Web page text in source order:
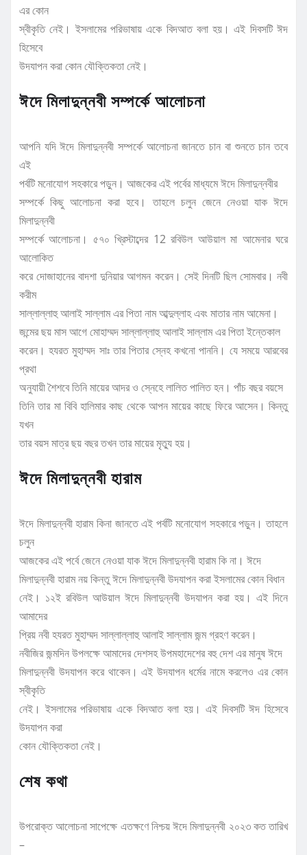
এর কোন
স্বীকৃতি নেই। ইসলামের পরিভাষায় একে বিদআত বলা হয়। এই দিবসটি ঈদ
হিসেবে
উদযাপন করা কোন যৌক্তিকতা নেই।
ঈদে মিলাদুন্নবী সম্পর্কে আলোচনা
আপনি যদি ঈদে মিলাদুন্নবী সম্পর্কে আলোচনা জানতে চান বা শুনতে চান তবে
এই
পর্বটি মনোযোগ সহকারে পড়ুন। আজকের এই পর্বের মাধ্যমে ঈদে মিলাদুন্নবীর
সম্পর্কে কিছু আলোচনা করা হবে। তাহলে চলুন জেনে নেওয়া যাক ঈদে
মিলাদুন্নবী
সম্পর্কে আলোচনা। ৫৭০ খ্রিস্টাব্দের 12 রবিউল আউয়াল মা আমেনার ঘরে
আলোকিত
করে দোজাহানের বাদশা দুনিয়ার আগমন করেন। সেই দিনটি ছিল সোমবার। নবী
করীম
সাল্লাল্লাহু আলাই সাল্লাম এর পিতা নাম আব্দুল্লাহ এবং মাতার নাম আমেনা।
জন্মের ছয় মাস আগে মোহাম্মদ সাল্লাল্লাহু আলাই সাল্লাম এর পিতা ইন্তেকাল
করেন। হযরত মুহাম্মদ সাঃ তার পিতার স্নেহ কখনো পাননি। যে সময়ে আরবের
প্রথা
অনুযায়ী শৈশবে তিনি মায়ের আদর ও স্নেহে লালিত পালিত হন। পাঁচ বছর বয়সে
তিনি তার মা বিবি হালিমার কাছ থেকে আপন মায়ের কাছে ফিরে আসেন। কিন্তু
যখন
তার বয়স মাত্র ছয় বছর তখন তার মায়ের মৃত্যু হয়।
ঈদে মিলাদুন্নবী হারাম
ঈদে মিলাদুন্নবী হারাম কিনা জানতে এই পর্বটি মনোযোগ সহকারে পড়ুন। তাহলে
চলুন
আজকের এই পর্বে জেনে নেওয়া যাক ঈদে মিলাদুন্নবী হারাম কি না। ঈদে
মিলাদুন্নবী হারাম নয় কিন্তু ঈদে মিলাদুন্নবী উদযাপন করা ইসলামের কোন বিধান
নেই। ১২ই রবিউল আউয়াল ঈদে মিলাদুন্নবী উদযাপন করা হয়। এই দিনে
আমাদের
প্রিয় নবী হযরত মুহাম্মদ সাল্লাল্লাহু আলাই সাল্লাম জন্ম গ্রহণ করেন।
নবীজির জন্মদিন উপলক্ষে আমাদের দেশসহ উপমহাদেশের বহু দেশ এর মানুষ ঈদে
মিলাদুন্নবী উদযাপন করে থাকেন। এই উদযাপন ধর্মের নামে করলেও এর কোন
স্বীকৃতি
নেই। ইসলামের পরিভাষায় একে বিদআত বলা হয়। এই দিবসটি ঈদ হিসেবে
উদযাপন করা
কোন যৌক্তিকতা নেই।
শেষ কথা
উপরোক্ত আলোচনা সাপেক্ষে এতক্ষণে নিশ্চয় ঈদে মিলাদুন্নবী ২০২৩ কত তারিখ
–